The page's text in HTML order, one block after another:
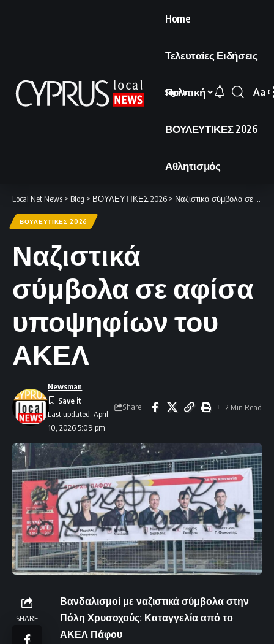
Home
Τελευταίες Ειδήσεις
Πολιτική
ΒΟΥΛΕΥΤΙΚΕΣ 2026
Αθλητισμός
Sign In
Font
Aa
Local Net News > Blog > ΒΟΥΛΕΥΤΙΚΕΣ 2026 > Ναζιστικά σύμβολα σε αφίσα υποψηφίων του ΑΚΕΛ
ΒΟΥΛΕΥΤΙΚΕΣ 2026
Ναζιστικά
σύμβολα σε αφίσα
υποψηφίων του
ΑΚΕΛ
Last updated: April
10, 2026 5:09 pm
Newsman
Share 2 Min Read
SHARE
Βανδαλισμοί με ναζιστικά σύμβολα στην
Πόλη Χρυσοχούς: Καταγγελία από το
ΑΚΕΛ Πάφου